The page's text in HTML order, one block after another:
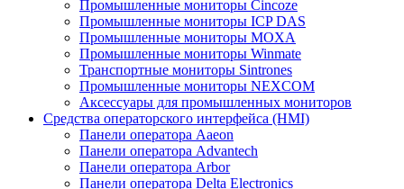
Промышленные мониторы Cincoze
Промышленные мониторы ICP DAS
Промышленные мониторы MOXA
Промышленные мониторы Winmate
Транспортные мониторы Sintrones
Промышленные мониторы NEXCOM
Аксессуары для промышленных мониторов
Средства операторского интерфейса (HMI)
Панели оператора Aaeon
Панели оператора Advantech
Панели оператора Arbor
Панели оператора Delta Electronics